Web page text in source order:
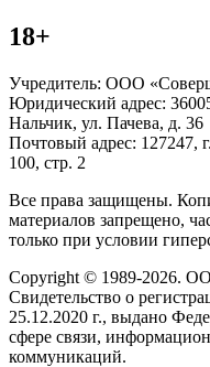
18+
Учредитель: ООО
Юридический адрес:
Нальчик, ул. Пачева, д. 36
Почтовый адрес: 127247,
100, стр. 2
Все права защищены.
материалов запрещено,
только при условии
Copyright © 1989-2026.
Свидетельство о
25.12.2020 г., выдано
сфере связи,
коммуникаций.